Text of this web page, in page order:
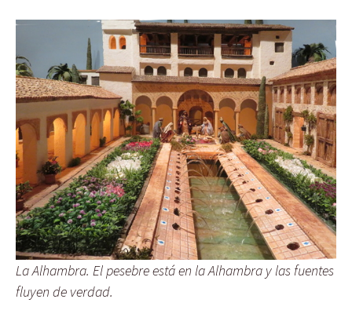
La Alhambra. El pesebre está en la Alhambra y las fuentes
fluyen de verdad.